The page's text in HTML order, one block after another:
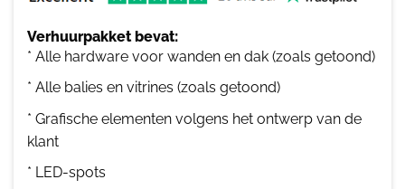
Verhuurpakket bevat:
* Alle hardware voor wanden en dak (zoals getoond)
* Alle balies en vitrines (zoals getoond)
* Grafische elementen volgens het ontwerp van de
klant
* LED-spots